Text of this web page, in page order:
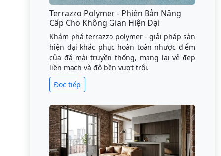
Terrazzo Polymer - Phiên Bản Nâng
Cấp Cho Không Gian Hiện Đại
Khám phá terrazzo polymer - giải pháp sàn
hiện đại khắc phục hoàn toàn nhược điểm
của đá mài truyền thống, mang lại vẻ đẹp
liền mạch và độ bền vượt trội.
Đọc tiếp